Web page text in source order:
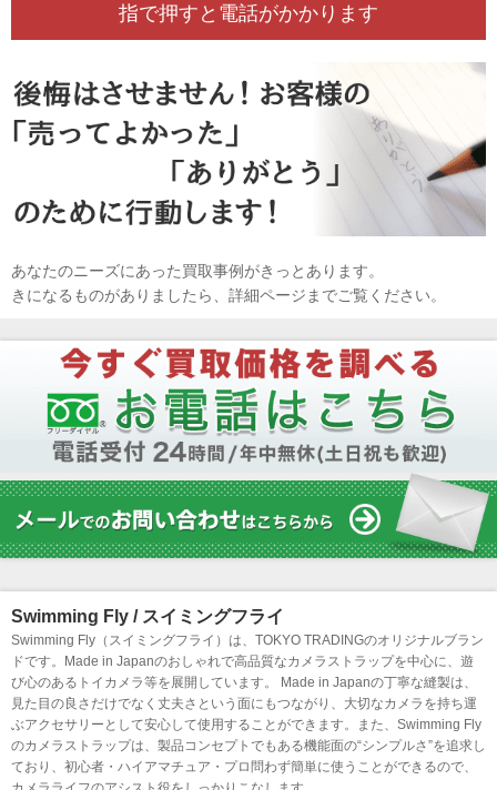
指で押すと電話がかかります
あなたのニーズにあった買取事例がきっとあります。
きになるものがありましたら、詳細ページまでご覧ください。
Swimming Fly / スイミングフライ
Swimming Fly（スイミングフライ）は、TOKYO TRADINGのオリジナルブラン
ドです。Made in Japanのおしゃれで高品質なカメラストラップを中心に、遊
び心のあるトイカメラ等を展開しています。 Made in Japanの丁寧な縫製は、
見た目の良さだけでなく丈夫さという面にもつながり、大切なカメラを持ち運
ぶアクセサリーとして安心して使用することができます。また、Swimming Fly
のカメラストラップは、製品コンセプトでもある機能面の“シンプルさ”を追求し
ており、初心者・ハイアマチュア・プロ問わず簡単に使うことができるので、